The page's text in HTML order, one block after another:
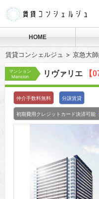
HOME
賃貸コンシェルジュ 京急大
マンション
Mansion
リヴァリエ 【
仲介手数料無料 分譲賃貸
初期費用クレジットカード決済可能